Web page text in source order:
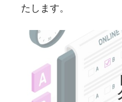
たします。